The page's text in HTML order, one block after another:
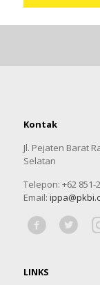
Kontak
Jl. Pejaten Barat
Selatan
Telepon: +62 851-
Email:
LINKS